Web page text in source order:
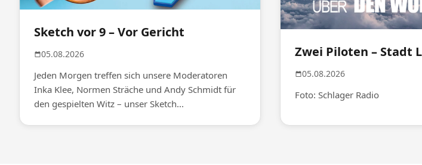
Sketch vor 9 – Vor Gericht
05.08.2026
Jeden Morgen treffen sich unsere Moderatoren
Inka Klee, Normen Sträche und Andy Schmidt für
den gespielten Witz – unser Sketch...
Zwei Piloten – Stadt
05.08.2026
Foto: Schlager Radio